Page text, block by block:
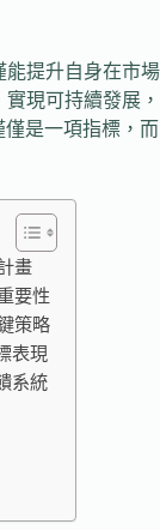
能提升自身在市場
現可持續發展，
是一項指標，而
畫
要性
策略
表現
系統